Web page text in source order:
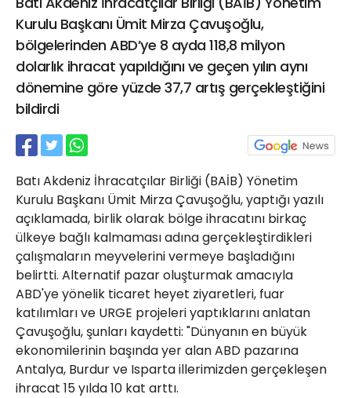
Kurulu Başkanı Ümit Mirza Çavuşoğlu,
bölgelerinden ABD’ye 8 ayda 118,8 milyon
dolarlık ihracat yapıldığını ve geçen yılın aynı
dönemine göre yüzde 37,7 artış gerçekleştiğini
bildirdi
Batı Akdeniz İhracatçılar Birliği (BAİB) Yönetim
Kurulu Başkanı Ümit Mirza Çavuşoğlu, yaptığı yazılı
açıklamada, birlik olarak bölge ihracatını birkaç
ülkeye bağlı kalmaması adına gerçekleştirdikleri
çalışmaların meyvelerini vermeye başladığını
belirtti. Alternatif pazar oluşturmak amacıyla
ABD'ye yönelik ticaret heyet ziyaretleri, fuar
katılımları ve URGE projeleri yaptıklarını anlatan
Çavuşoğlu, şunları kaydetti: "Dünyanın en büyük
ekonomilerinin başında yer alan ABD pazarına
Antalya, Burdur ve Isparta illerimizden gerçekleşen
ihracat 15 yılda 10 kat arttı.
21 Gölcük
02624132333
haber@golcukpostasi.com